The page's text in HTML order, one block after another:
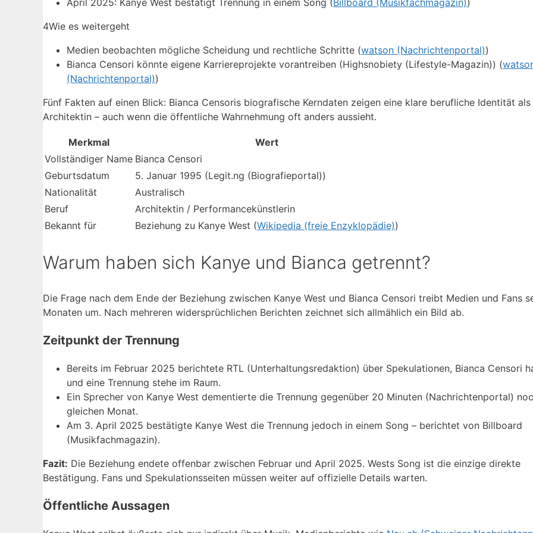
April 2025: Kanye West bestätigt Trennung in einem Song ( Billboard (Musikfachmagazin) )
4Wie es weitergeht
Medien beobachten mögliche Scheidung und rechtliche Schritte (watson (Nachrichtenportal))
Bianca Censori könnte eigene Karriereprojekte vorantreiben (Highsnobiety (Lifestyle-Magazin)) (
(Nachrichtenportal))
Fünf Fakten auf einen Blick: Bianca Censoris biografische Kerndaten zeigen eine klare berufliche Identität als
Architektin – auch wenn die öffentliche Wahrnehmung oft anders aussieht.
Merkmal
Wert
Vollständiger Name Bianca Censori
Geburtsdatum
5. Januar 1995 (Legit.ng (Biografieportal))
Nationalität
Australisch
Beruf
Architektin / Performancekünstlerin
Bekannt für
Beziehung zu Kanye West (Wikipedia (freie Enzyklopädie))
Warum haben sich Kanye und Bianca getrennt?
Die Frage nach dem Ende der Beziehung zwischen Kanye West und Bianca Censori treibt Medien und Fans
Monaten um. Nach mehreren widersprüchlichen Berichten zeichnet sich allmählich ein Bild ab.
Zeitpunkt der Trennung
Bereits im Februar 2025 berichtete RTL (Unterhaltungsredaktion) über Spekulationen, Bianca Censori
und eine Trennung stehe im Raum.
Ein Sprecher von Kanye West dementierte die Trennung gegenüber 20 Minuten (Nachrichtenportal)
gleichen Monat.
Am 3. April 2025 bestätigte Kanye West die Trennung jedoch in einem Song – berichtet von Billboard
(Musikfachmagazin).
Fazit: Die Beziehung endete offenbar zwischen Februar und April 2025. Wests Song ist die einzige direkte
Bestätigung. Fans und Spekulationsseiten müssen weiter auf offizielle Details warten.
Öffentliche Aussagen